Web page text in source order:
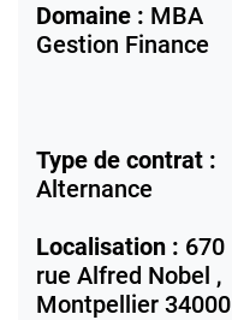
Domaine : MBA
Gestion Finance
Type de contrat :
Alternance
Localisation : 670
rue Alfred Nobel ,
Montpellier 34000